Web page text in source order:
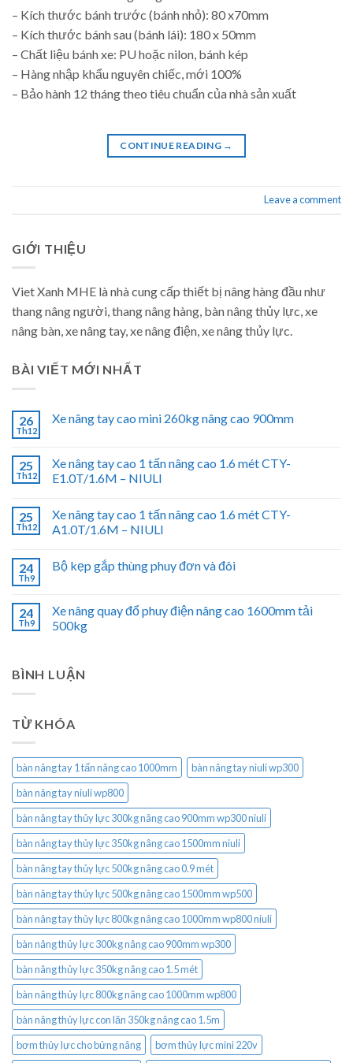
– Kích thước bánh trước (bánh nhỏ): 80 x70mm
– Kích thước bánh sau (bánh lái): 180 x 50mm
– Chất liệu bánh xe: PU hoặc nilon, bánh kép
– Hàng nhập khẩu nguyên chiếc, mới 100%
– Bảo hành 12 tháng theo tiêu chuẩn của nhà sản xuất
CONTINUE READING →
Leave a comment
GIỚI THIỆU
Viet Xanh MHE là nhà cung cấp thiết bị nâng hàng đầu như
thang nâng người, thang nâng hàng, bàn nâng thủy lực, xe
nâng bàn, xe nâng tay, xe nâng điện, xe nâng thủy lực.
BÀI VIẾT MỚI NHẤT
26
Th12
Xe nâng tay cao mini 260kg nâng cao 900mm
25
Th12
Xe nâng tay cao 1 tấn nâng cao 1.6 mét CTY-
E1.0T/1.6M – NIULI
25
Th12
Xe nâng tay cao 1 tấn nâng cao 1.6 mét CTY-
A1.0T/1.6M – NIULI
24
Th9
Bộ kẹp gắp thùng phuy đơn và đôi
24
Th9
Xe nâng quay đổ phuy điện nâng cao 1600mm tải
500kg
BÌNH LUẬN
TỪ KHÓA
bàn nâng tay 1 tấn nâng cao 1000mm
bàn nâng tay niuli wp300
bàn nâng tay niuli wp800
bàn nâng tay thủy lực 300kg nâng cao 900mm wp300 niuli
bàn nâng tay thủy lực 350kg nâng cao 1500mm niuli
bàn nâng tay thủy lực 500kg nâng cao 0.9 mét
bàn nâng tay thủy lực 500kg nâng cao 1500mm wp500
bàn nâng tay thủy lực 800kg nâng cao 1000mm wp800 niuli
bàn nâng thủy lực 300kg nâng cao 900mm wp300
bàn nâng thủy lực 350kg nâng cao 1.5 mét
bàn nâng thủy lực 800kg nâng cao 1000mm wp800
bàn nâng thủy lực con lăn 350kg nâng cao 1.5m
bơm thủy lực cho bửng nâng
bơm thủy lực mini 220v